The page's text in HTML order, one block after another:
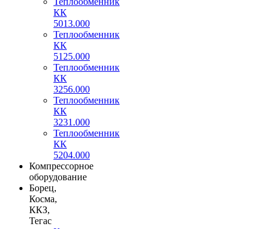
КК
5013.000
Теплообменник
КК
5125.000
Теплообменник
КК
3256.000
Теплообменник
КК
3231.000
Теплообменник
КК
5204.000
Компрессорное
оборудование
Борец,
Косма,
ККЗ,
Тегас